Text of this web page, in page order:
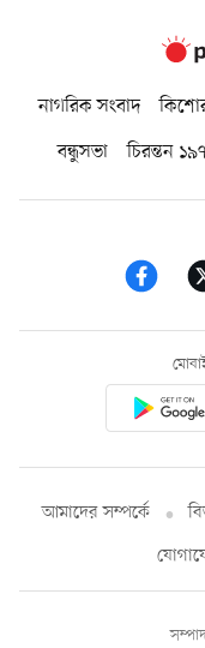
নাগরিক সংবাদ
বন্ধুসভা
চিরন্তন
আমাদের সম্পর্কে